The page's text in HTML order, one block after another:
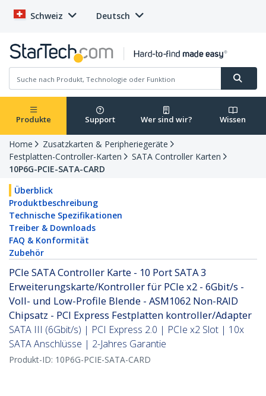
Schweiz Deutsch
Produkte Support Wer sind wir? Wissen
Home
Zusatzkarten & Peripheriegeräte
Festplatten-Controller-Karten
SATA Controller Karten
10P6G-PCIE-SATA-CARD
Überblick
Produktbeschreibung
Technische Spezifikationen
Treiber & Downloads
FAQ & Konformität
Zubehör
PCIe SATA Controller Karte - 10 Port SATA 3
Erweiterungskarte/Kontroller für PCIe x2 - 6Gbit/s -
Voll- und Low-Profile Blende - ASM1062 Non-RAID
Chipsatz - PCI Express Festplatten kontroller/Adapter
SATA III (6Gbit/s) | PCI Express 2.0 | PCIe x2 Slot | 10x
SATA Anschlüsse | 2-Jahres Garantie
Produkt-ID: 10P6G-PCIE-SATA-CARD